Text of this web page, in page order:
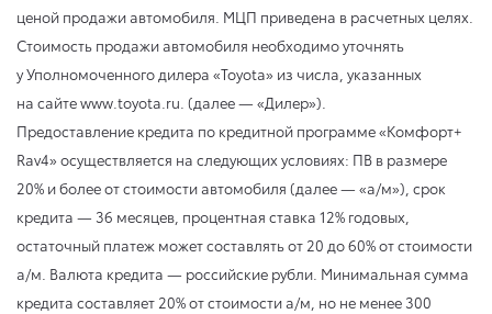
ценой продажи автомобиля. МЦП приведена в расчетных целях.
Стоимость продажи автомобиля необходимо уточнять
у Уполномоченного дилера «Toyota» из числа, указанных
на сайте www.toyota.ru. (далее — «Дилер»).
Предоставление кредита по кредитной программе «Комфорт+
Rav4» осуществляется на следующих условиях: ПВ в размере
20% и более от стоимости автомобиля (далее — «а/м»), срок
кредита — 36 месяцев, процентная ставка 12% годовых,
остаточный платеж может составлять от 20 до 60% от стоимости
а/м. Валюта кредита — российские рубли. Минимальная сумма
кредита составляет 20% от стоимости а/м, но не менее 300